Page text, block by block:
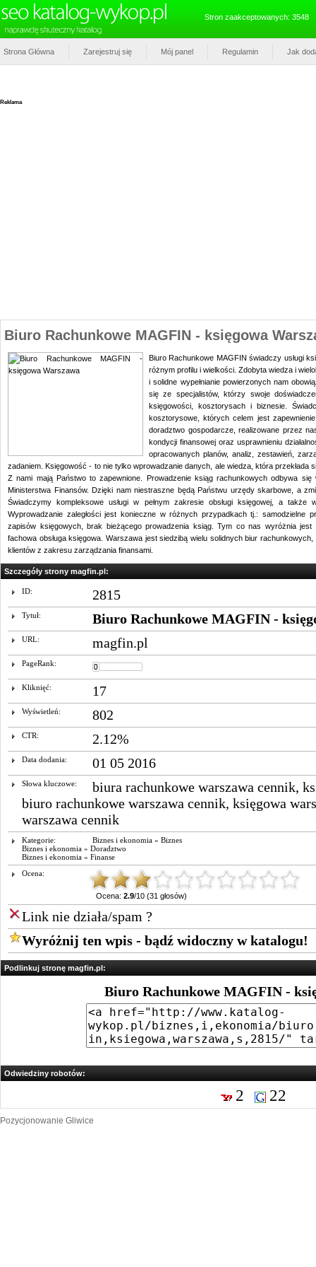
Stron zaakceptowanych: 3548
Strona Główna Zarejestruj się Mój panel Regulamin Jak
Reklama
Biuro Rachunkowe MAGFIN - księgowa
Biuro Rachunkowe MAGFIN świadczy usługi
różnym profilu i wielkości. Zdobyta wiedza i
i solidne wypełnianie powierzonych nam
się ze specjalistów, którzy swoje
księgowości, kosztorysach i biznesie.
kosztorysowe, których celem jest
doradztwo gospodarcze, realizowane przez
kondycji finansowej oraz usprawnieniu
opracowanych planów, analiz, zestawień,
zadaniem. Księgowość - to nie tylko wprowadzanie danych, ale wiedza, która
Z nami mają Państwo to zapewnione. Prowadzenie ksiąg rachunkowych odbywa się
Ministerstwa Finansów. Dzięki nam niestraszne będą Państwu urzędy skarbowe, a
Świadczymy kompleksowe usługi w pełnym zakresie obsługi księgowej, a także
Wyprowadzanie zaległości jest konieczne w różnych przypadkach tj.: samodzielne
zapisów księgowych, brak bieżącego prowadzenia ksiąg. Tym co nas wyróżnia
fachowa obsługa księgowa. Warszawa jest siedzibą wielu solidnych biur
klientów z zakresu zarządzania finansami.
Szczegóły strony magfin.pl:
ID: 2815
Tytuł: Biuro Rachunkowe MAGFIN -
URL: magfin.pl
PageRank:
Kliknięć: 17
Wyświetleń: 802
CTR: 2.12%
Data dodania: 01 05 2016
Słowa kluczowe: biura rachunkowe warszawa cennik,
biuro rachunkowe warszawa cennik, księgowa
warszawa cennik
Kategorie: Biznes i ekonomia » Biznes
Biznes i ekonomia » Doradztwo
Biznes i ekonomia » Finanse
Ocena:
Ocena: 2.9/10 (31 głosów)
Link nie działa/spam ?
Wyróżnij ten wpis - bądź widoczny w katalogu!
Podlinkuj stronę magfin.pl:
Biuro Rachunkowe MAGFIN -
Odwiedziny robotów:
2 22
Pozycjonowanie Gliwice